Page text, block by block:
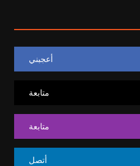
أعجبني
متابعة
متابعة
أتصل